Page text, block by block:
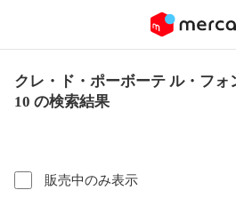
クレ・ド・ポーボーテ ル・フ
10 の検索結果
販売中のみ表示